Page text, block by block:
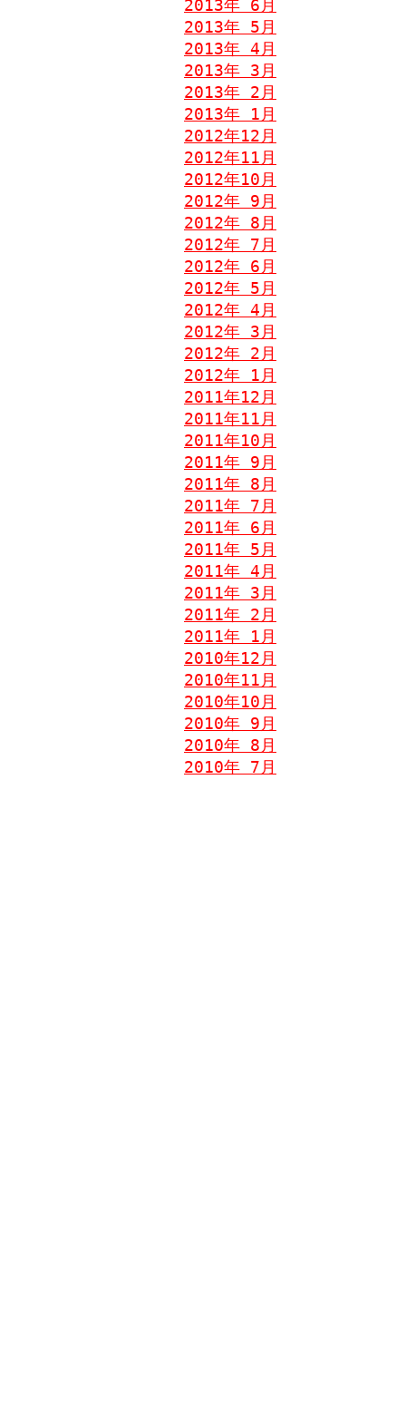
2013年 6月
2013年 5月
2013年 4月
2013年 3月
2013年 2月
2013年 1月
2012年12月
2012年11月
2012年10月
2012年 9月
2012年 8月
2012年 7月
2012年 6月
2012年 5月
2012年 4月
2012年 3月
2012年 2月
2012年 1月
2011年12月
2011年11月
2011年10月
2011年 9月
2011年 8月
2011年 7月
2011年 6月
2011年 5月
2011年 4月
2011年 3月
2011年 2月
2011年 1月
2010年12月
2010年11月
2010年10月
2010年 9月
2010年 8月
2010年 7月